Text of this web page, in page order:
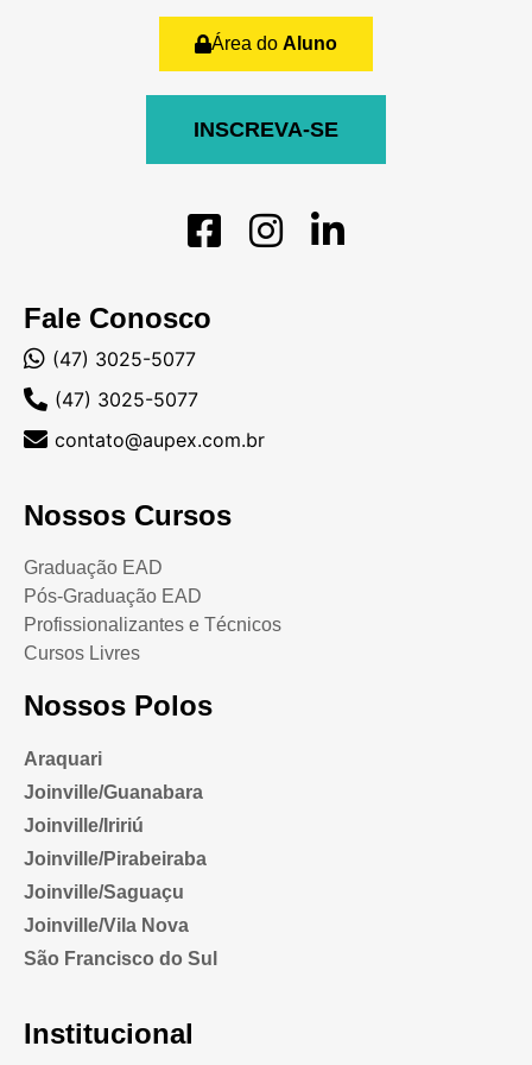
Fale Conosco
(47) 3025-5077
(47) 3025-5077
contato@aupex.com.br
Nossos Cursos
Graduação EAD
Pós-Graduação EAD
Profissionalizantes e Técnicos
Cursos Livres
Nossos Polos
Araquari
Joinville/Guanabara
Joinville/Iririú
Joinville/Pirabeiraba
Joinville/Saguaçu
Joinville/Vila Nova
São Francisco do Sul
Institucional
Área do Aluno
INSCREVA-SE